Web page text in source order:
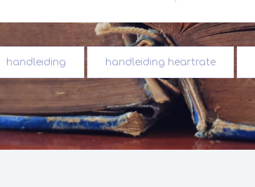
handleiding handleiding heartrate